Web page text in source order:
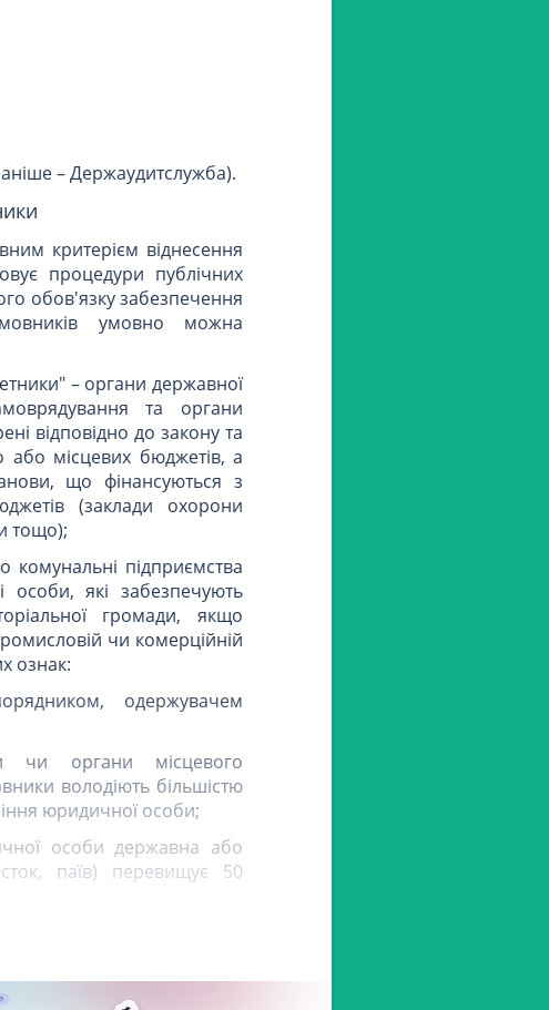
– Держаудитслужба).
критерієм віднесення
процедури публічних
обов'язку забезпечення
умовно можна
– органи державної
та органи
відповідно до закону та
або місцевих бюджетів, а
що фінансуються з
(заклади охорони
тощо);
комунальні підприємства
які забезпечують
громади, якщо
чи комерційній
ознак:
одержувачем
чи органи місцевого
володіють більшістю
юридичної особи;
особи державна або
паїв) перевищує 50